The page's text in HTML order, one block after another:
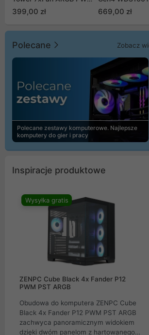
399,00 zł 669,00 zł
Polecane Zobacz
Polecane zestawy komputerowe. Najlepsze
komputery do gier i pracy
Inspiracje produktowe
Wysyłka gratis
ZENPC Cube Black 4x Fander P12
PWM PST ARGB
Obudowa do komputera ZENPC Cube
Black 4x Fander P12 PWM PST ARGB
zachwyca panoramicznym widokiem
dzięki dwóm panelom z hartowanego